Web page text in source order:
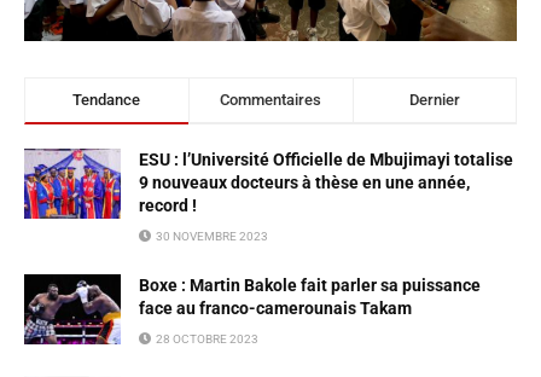
Tendance Commentaires Dernier
ESU : l’Université Officielle de Mbujimayi totalise
9 nouveaux docteurs à thèse en une année,
record !
30 NOVEMBRE 2023
Boxe : Martin Bakole fait parler sa puissance
face au franco-camerounais Takam
28 OCTOBRE 2023